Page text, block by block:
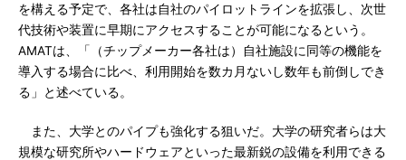
を構える予定で、各社は自社のパイロットラインを拡張し、次世
代技術や装置に早期にアクセスすることが可能になるという。
AMATは、「（チップメーカー各社は）自社施設に同等の機能を
導入する場合に比べ、利用開始を数カ月ないし数年も前倒しでき
る」と述べている。
また、大学とのパイプも強化する狙いだ。大学の研究者らは大
規模な研究所やハードウェアといった最新鋭の設備を利用できる